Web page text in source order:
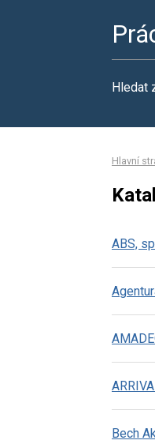
Hledat
Hlavní
ABS,
Bech